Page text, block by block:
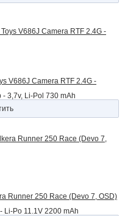
V686J Camera RTF 2.4G -
3,7v, Li-Pol 730 mAh
Runner 250 Race (Devo 7, OSD)
Li-Po 11.1V 2200 mAh